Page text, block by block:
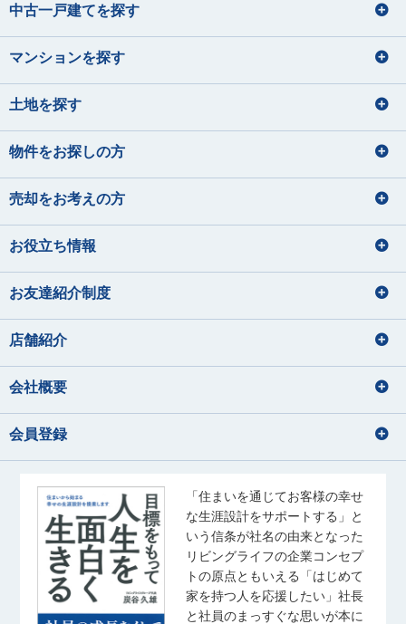
中古一戸建てを探す
マンションを探す
土地を探す
物件をお探しの方
売却をお考えの方
お役立ち情報
お友達紹介制度
店舗紹介
会社概要
会員登録
「住まいを通じてお客様の幸せ
な生涯設計をサポートする」と
いう信条が社名の由来となった
リビングライフの企業コンセプ
トの原点ともいえる「はじめて
家を持つ人を応援したい」社長
と社員のまっすぐな思いが本に